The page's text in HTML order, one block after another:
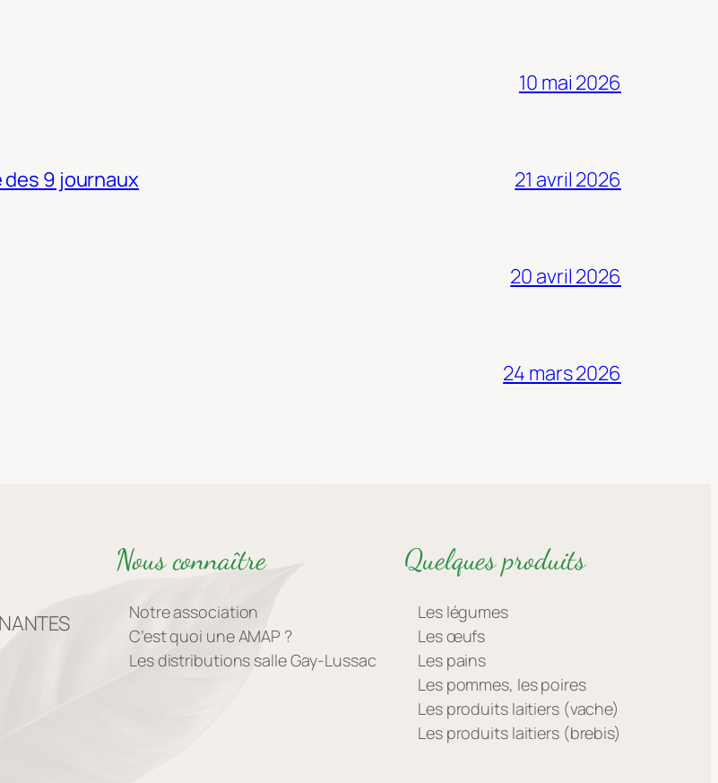
10 mai 2026
9 journaux 21 avril 2026
20 avril 2026
24 mars 2026
Nous connaître
Notre association
C’est quoi une AMAP ?
Les distributions salle Gay-Lussac
Quelques produits
Les légumes
Les œufs
Les pains
Les pommes, les poires
Les produits laitiers (vache)
Les produits laitiers (brebis)